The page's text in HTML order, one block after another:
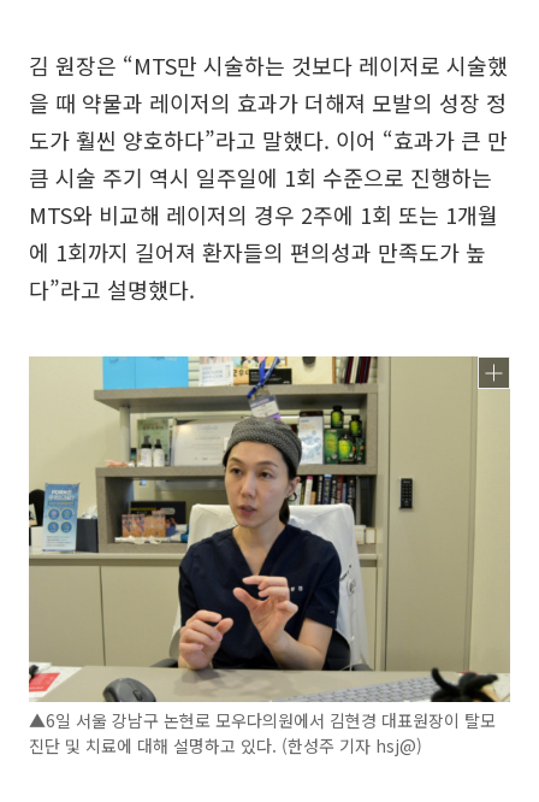
김 원장은 “MTS만 시술하는 것보다 레이저로 시술했
을 때 약물과 레이저의 효과가 더해져 모발의 성장 정
도가 훨씬 양호하다”라고 말했다. 이어 “효과가 큰 만
큼 시술 주기 역시 일주일에 1회 수준으로 진행하는
MTS와 비교해 레이저의 경우 2주에 1회 또는 1개월
에 1회까지 길어져 환자들의 편의성과 만족도가 높
다”라고 설명했다.
▲6일 서울 강남구 논현로 모우다의원에서 김현경 대표원장이 탈모
진단 및 치료에 대해 설명하고 있다. (한성주 기자 hsj@)